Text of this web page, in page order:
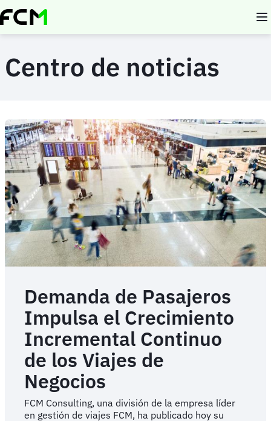
Pasar
al
Centro de noticias
Demanda de Pasajeros
Impulsa el Crecimiento
Incremental Continuo
de los Viajes de
Negocios
FCM Consulting, una división de la empresa líder
en gestión de viajes FCM, ha publicado hoy su